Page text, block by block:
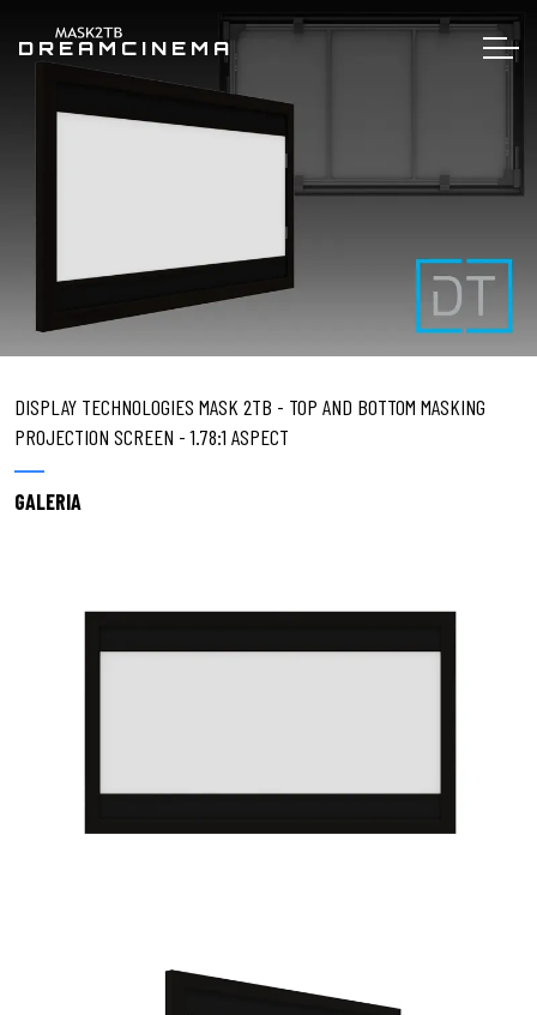
DREAMCINEMA
DISPLAY TECHNOLOGIES MASK 2TB - TOP AND BOTTOM MASKING
PROJECTION SCREEN - 1.78:1 ASPECT
GALERIA